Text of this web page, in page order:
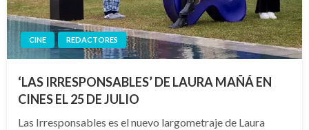
CINE REDACTORES
‘LAS IRRESPONSABLES’ DE LAURA MAÑÁ EN
CINES EL 25 DE JULIO
Las Irresponsables es el nuevo largometraje de Laura